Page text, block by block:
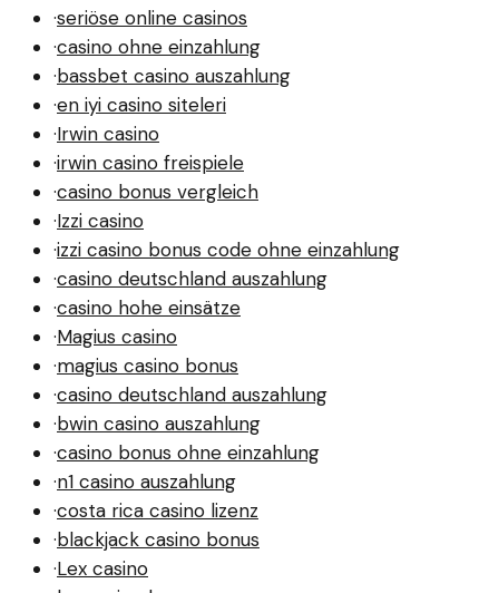
·seriöse online casinos
·casino ohne einzahlung
·bassbet casino auszahlung
·en iyi casino siteleri
·Irwin casino
·irwin casino freispiele
·casino bonus vergleich
·Izzi casino
·izzi casino bonus code ohne einzahlung
·casino deutschland auszahlung
·casino hohe einsätze
·Magius casino
·magius casino bonus
·casino deutschland auszahlung
·bwin casino auszahlung
·casino bonus ohne einzahlung
·n1 casino auszahlung
·costa rica casino lizenz
·blackjack casino bonus
·Lex casino